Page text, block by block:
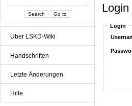
Über LSKD-Wiki
Handschriften
Letzte Änderungen
Hilfe
Login
Login